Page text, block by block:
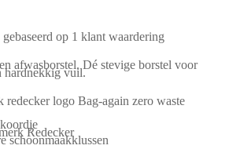
op 1 klant waardering
afwasborstel. Dé stevige borstel voor
hardnekkig vuil.
Redecker
schoonmaakklussen